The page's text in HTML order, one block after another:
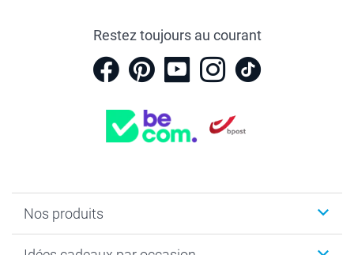
Restez toujours au courant
Nos produits